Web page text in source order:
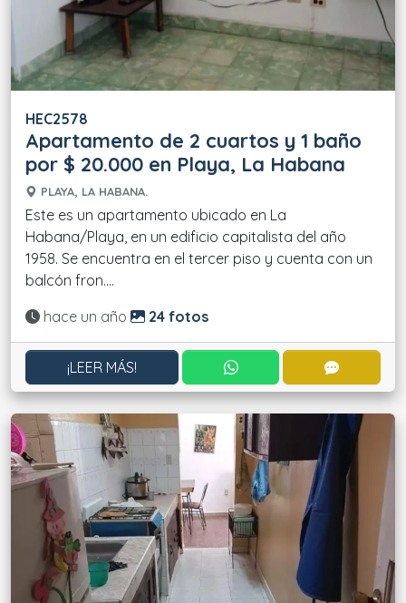
HEC2578
Apartamento de 2 cuartos y 1 baño
por $ 20.000 en Playa, La Habana
PLAYA, LA HABANA.
Este es un apartamento ubicado en La
Habana/Playa, en un edificio capitalista del año
1958. Se encuentra en el tercer piso y cuenta con un
balcón fron....
Actualizado:
hace un año 24 fotos
¡LEER MÁS! CONTACTAR POR